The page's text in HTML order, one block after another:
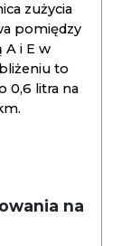
zużycia
pomiędzy
A i E w
to
0,6 litra na
na